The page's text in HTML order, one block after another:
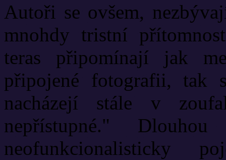
Autoři se ovšem,
mnohdy tristní
teras připomínají jak
připojené fotografii, tak
nacházejí stále v
nepřístupné."
neofunkcionalisticky